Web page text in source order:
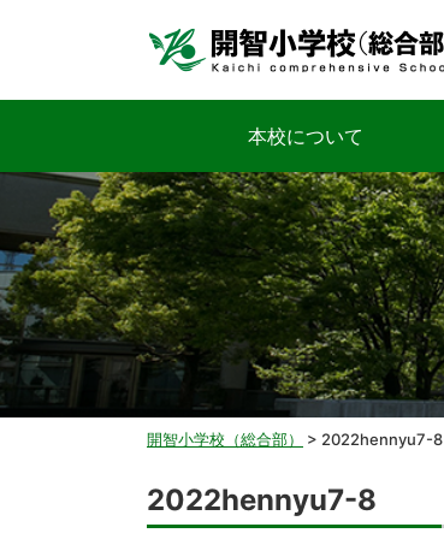
本校について
開智小学校（総合部） > 2022hennyu7-8
2022hennyu7-8